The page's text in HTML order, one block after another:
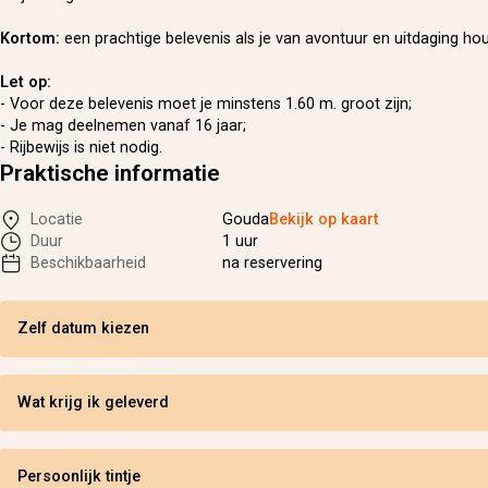
Kortom: een prachtige belevenis als je van avontuur en uitdaging
Let op:
- Voor deze belevenis moet je minstens 1.60 m. groot zijn;
- Je mag deelnemen vanaf 16 jaar;
- Rijbewijs is niet nodig.
Praktische informatie
Locatie GoudaBekijk op kaart
Duur
1 uur
Beschikbaarheid
na reservering
Zelf datum kiezen
Wat krijg ik geleverd
Persoonlijk tintje